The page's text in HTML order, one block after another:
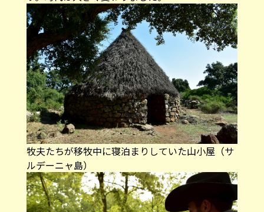
牧夫たちが移牧中に寝泊まりしていた山小屋（サ
ルデーニャ島）